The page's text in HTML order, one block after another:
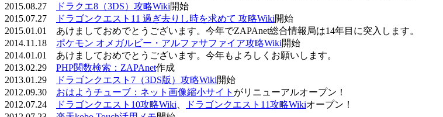
2015.08.27
ドラクエ8（3DS）攻略Wiki開始
2015.07.27
ドラゴンクエスト11 過ぎ去りし時を求めて 攻略Wiki開始
2015.01.01 あけましておめでとうございます。今年でZAPAnet総合情報局は14年目に突入します。
2014.11.18 ポケモン オメガルビー・アルファサファイア攻略Wiki開始
2014.01.01 あけましておめでとうございます。今年もよろしくお願いします。
2013.02.29 PHP関数検索：ZAPAnet作成
2013.01.29
ドラゴンクエスト7（3DS版）攻略Wiki開始
2012.09.30 おはようチューブ：ネット画像縮小サイト がリニューアルオープン！
2012.07.24
ドラゴンクエスト10攻略Wiki ドラゴンクエスト11攻略Wikiオープン！